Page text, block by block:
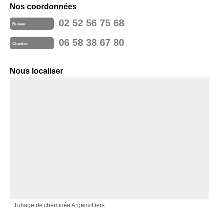
Nos coordonnées
Bureau 02 52 56 75 68
Chantier 06 58 38 67 80
Nous localiser
Tubage de cheminée Argenvilliers